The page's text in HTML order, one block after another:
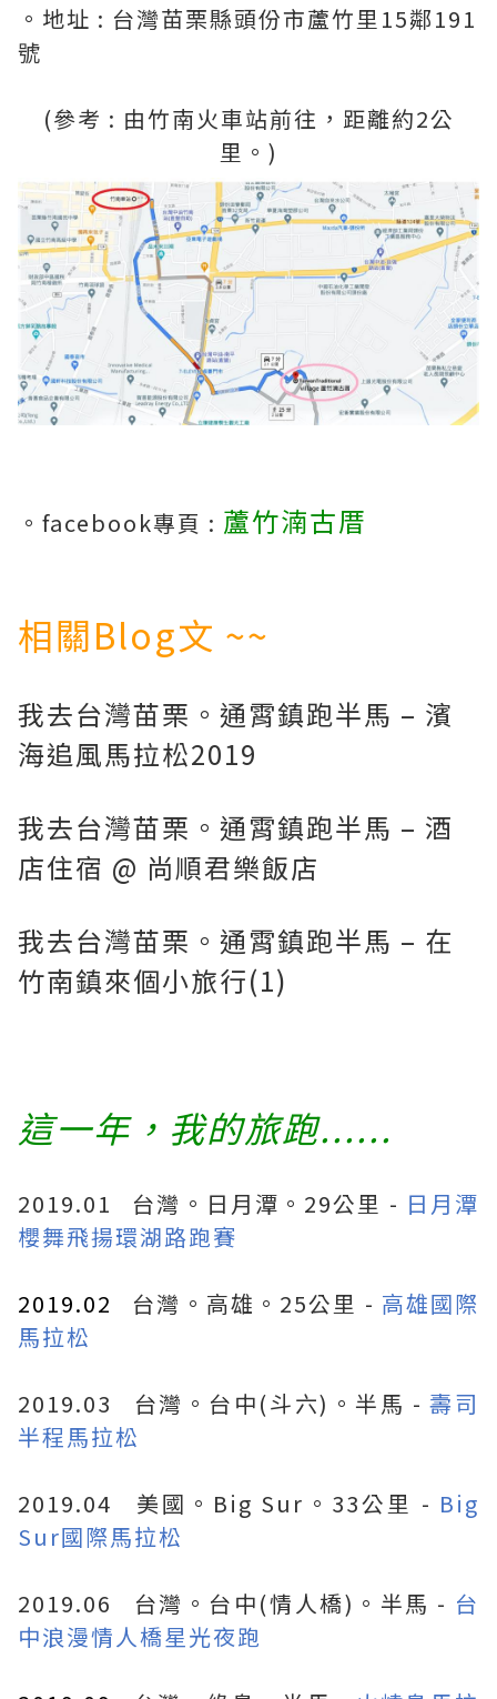
。地址 : 台灣苗栗縣頭份市蘆竹里15鄰191
號
(參考 : 由竹南火車站前往，距離約2公
里。)
。facebook專頁 : 蘆竹湳古厝
相關Blog文 ~~
我去台灣苗栗。通霄鎮跑半馬 – 濱
海追風馬拉松2019
我去台灣苗栗。通霄鎮跑半馬 – 酒
店住宿 @ 尚順君樂飯店
我去台灣苗栗。通霄鎮跑半馬 – 在
竹南鎮來個小旅行(1)
這一年，我的旅跑......
2019.01 台灣。日月潭。29公里 - 日月潭
櫻舞飛揚環湖路跑賽
2019.02 台灣。高雄。25公里 - 高雄國際
馬拉松
2019.03 台灣。台中(斗六)。半馬 -壽司
半程馬拉松
2019.04 美國。Big Sur。33公里 - Big
Sur國際馬拉松
2019.06 台灣。台中(情人橋)。半馬 - 台
中浪漫情人橋星光夜跑